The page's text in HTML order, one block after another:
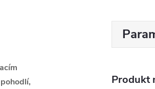
Produkt